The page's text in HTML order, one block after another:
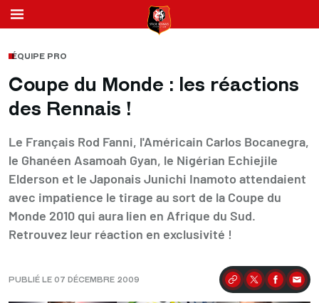
ÉQUIPE PRO
Coupe du Monde : les réactions
des Rennais !
Le Français Rod Fanni, l'Américain Carlos Bocanegra,
le Ghanéen Asamoah Gyan, le Nigérian Echiejile
Elderson et le Japonais Junichi Inamoto attendaient
avec impatience le tirage au sort de la Coupe du
Monde 2010 qui aura lien en Afrique du Sud.
Retrouvez leur réaction en exclusivité !
PUBLIÉ LE 07 DÉCEMBRE 2009 Partager